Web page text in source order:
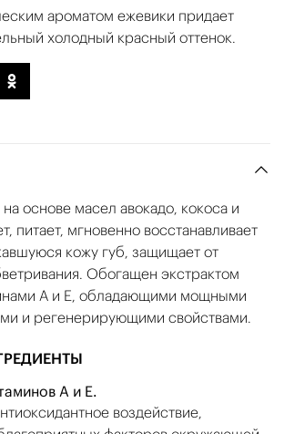
ароматом ежевики придает
холодный красный оттенок.
основе масел авокадо, кокоса и
питает, мгновенно восстанавливает
кожу губ, защищает от
Обогащен экстрактом
А и Е, обладающими мощными
и регенерирующими свойствами.
А и Е.
воздействие,